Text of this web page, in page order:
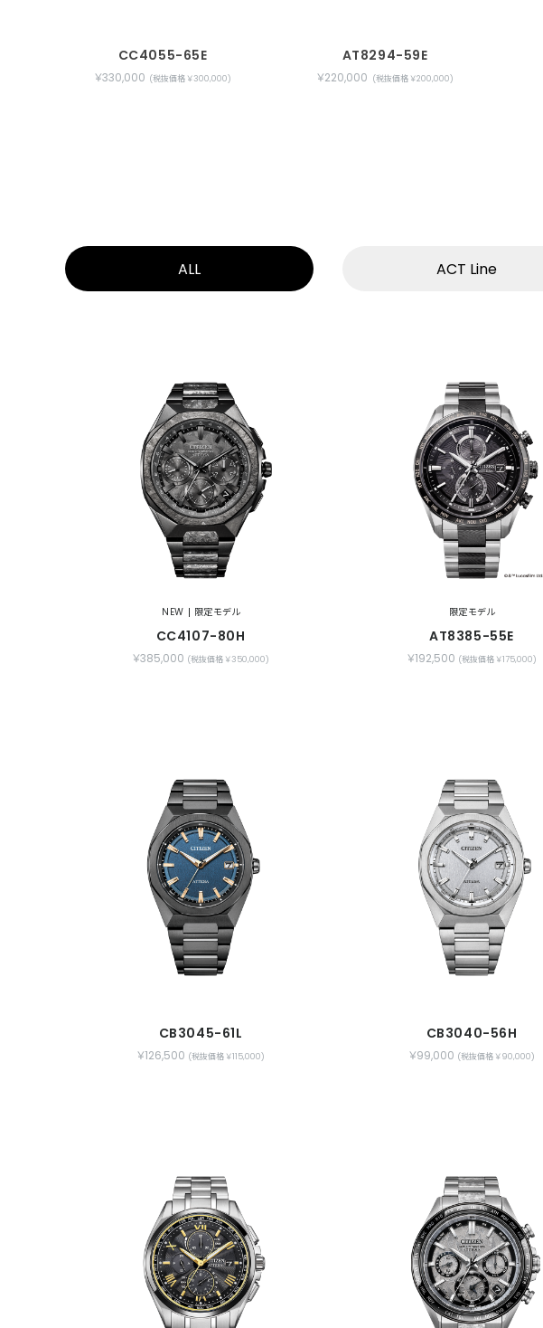
CC4055-65E
￥330,000 (税抜価格 ￥300,000)
AT8294-59E
￥220,000 (税抜価格 ￥200,000)
ALL ACT Line
NEW 限定モデル
CC4107-80H
￥385,000 (税抜価格 ￥350,000)
限定モデル
AT8385-55E
￥192,500 (税抜価格 ￥175,000)
CB3045-61L
￥126,500 (税抜価格 ￥115,000)
CB3040-56H
￥99,000 (税抜価格 ￥90,000)